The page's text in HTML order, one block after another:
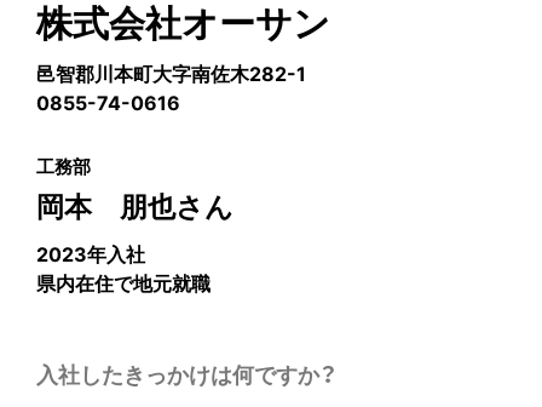
株式会社オーサン
邑智郡川本町大字南佐木282-1
0855-74-0616
工務部
岡本 朋也さん
2023年入社
県内在住で地元就職
入社したきっかけは何ですか？